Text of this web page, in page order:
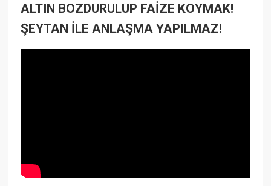
ALTIN BOZDURULUP FAİZE KOYMAK!
ŞEYTAN İLE ANLAŞMA YAPILMAZ!